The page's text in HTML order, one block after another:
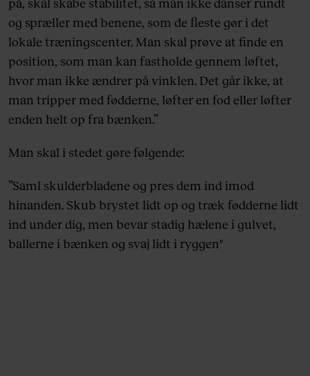
og spræller med benene, som de fleste gør i det
lokale træningscenter. Man skal prøve at finde en
position, som man kan fastholde gennem løftet,
hvor man ikke ændrer på vinklen. Det går ikke, at
man tripper med fødderne, løfter en fod eller løfter
enden helt op fra bænken.”
Man skal i stedet gøre følgende:
”Saml skulderbladene og pres dem ind imod
hinanden. Skub brystet lidt op og træk fødderne lidt
ind under dig, men bevar stadig hælene i gulvet,
ballerne i bænken og svaj lidt i ryggen"